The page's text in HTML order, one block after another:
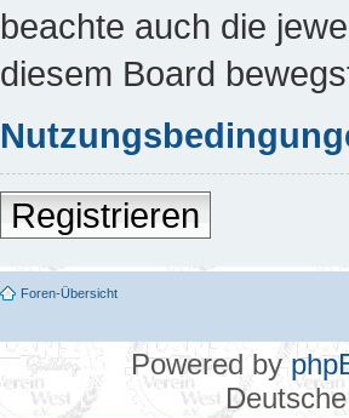
beachte auch die
diesem Board
Registrieren
Foren-Übersicht
Powered by